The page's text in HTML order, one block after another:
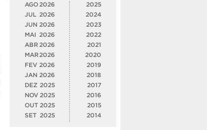
AGO 2026
JUL 2026
JUN 2026
MAI
2026
ABR 2026
MAR 2026
FEV 2026
JAN 2026
DEZ 2025
NOV 2025
OUT 2025
SET 2025
2025
2024
2023
2022
2021
2020
2019
2018
2017
2016
2015
2014